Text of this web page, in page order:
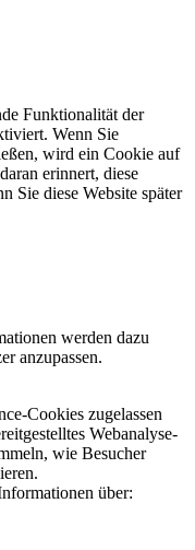
Funktionalität der
Wenn Sie
wird ein Cookie auf
erinnert, diese
Sie diese Website später
werden dazu
anzupassen.
Cookies zugelassen
Webanalyse-
wie Besucher
über: